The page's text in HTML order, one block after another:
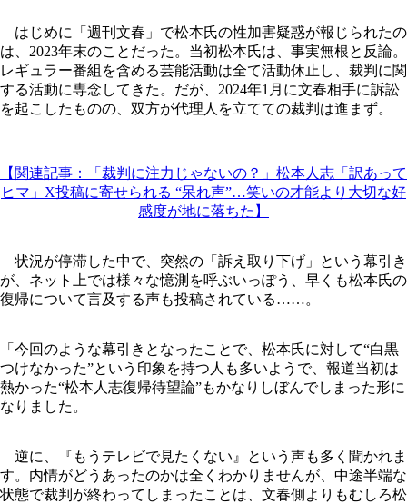
はじめに「週刊文春」で松本氏の性加害疑惑が報じられたの
は、2023年末のことだった。当初松本氏は、事実無根と反論。
レギュラー番組を含める芸能活動は全て活動休止し、裁判に関
する活動に専念してきた。だが、2024年1月に文春相手に訴訟
を起こしたものの、双方が代理人を立てての裁判は進まず。
【関連記事：「裁判に注力じゃないの？」松本人志「訳あって
ヒマ」X投稿に寄せられる “呆れ声”…笑いの才能より大切な好
感度が地に落ちた】
状況が停滞した中で、突然の「訴え取り下げ」という幕引き
が、ネット上では様々な憶測を呼ぶいっぽう、早くも松本氏の
復帰について言及する声も投稿されている……。
「今回のような幕引きとなったことで、松本氏に対して“白黒
つけなかった”という印象を持つ人も多いようで、報道当初は
熱かった“松本人志復帰待望論”もかなりしぼんでしまった形に
なりました。
逆に、『もうテレビで見たくない』という声も多く聞かれま
す。内情がどうあったのかは全くわかりませんが、中途半端な
状態で裁判が終わってしまったことは、文春側よりもむしろ松